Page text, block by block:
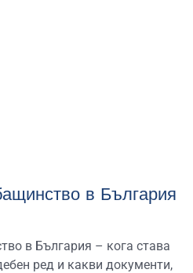
в България
в България – кога става
ред и какви документи,